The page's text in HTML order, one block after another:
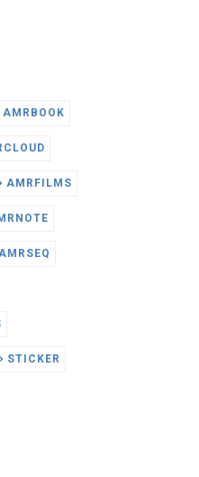
AMRBOOK
AMRFILMS
STICKER